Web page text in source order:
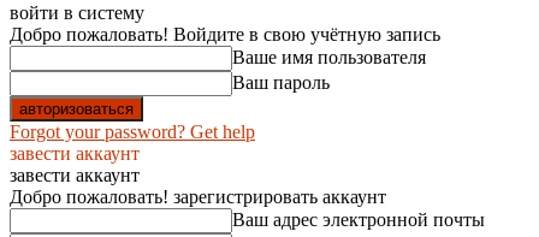
войти в систему
Добро пожаловать! Войдите в свою учётную запись
Ваше имя пользователя
Ваш пароль
Forgot your password? Get help
завести аккаунт
завести аккаунт
Добро пожаловать! зарегистрировать аккаунт
Ваш адрес электронной почты